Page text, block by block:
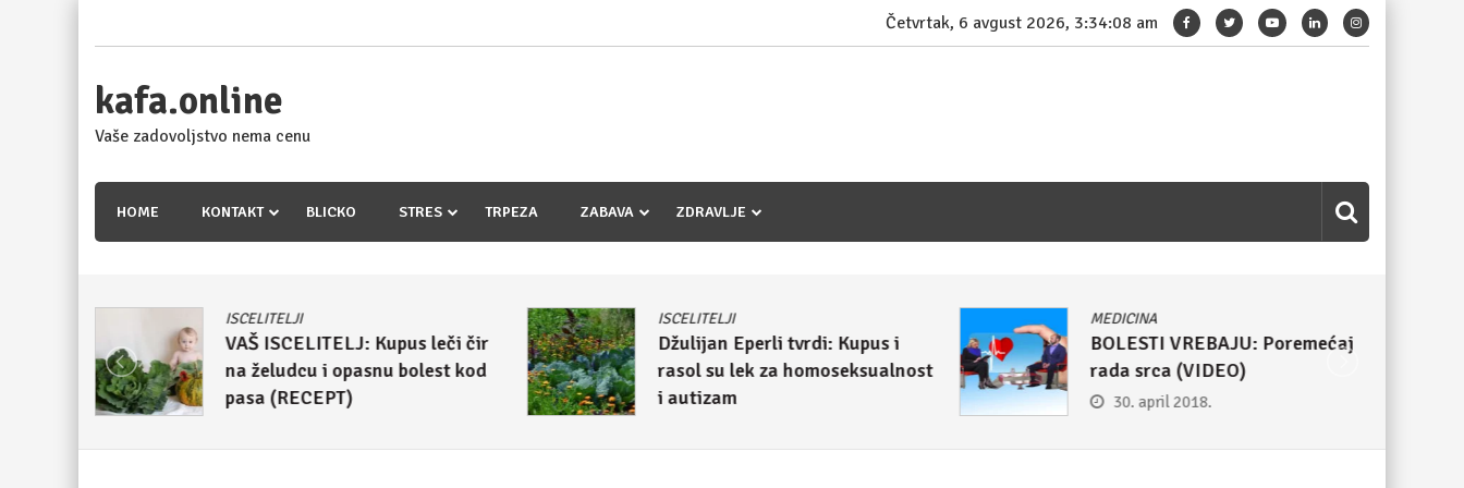
Četvrtak, 6 avgust 2026, 3:34:09 am
kafa.online
Vaše zadovoljstvo nema cenu
HOME KONTAKT BLICKO STRES TRPEZA ZABAVA ZDRAVLJE
ISCELITELJI
VAŠ ISCELITELJ: Kupus leči čir
na želudcu i opasnu bolest kod
pasa (RECEPT)
ISCELITELJI
Džulijan Eperli tvrdi: Kupus i
rasol su lek za homoseksualnost
i autizam
MEDICINA
BOLESTI VREBAJU: Poremećaj
rada srca (VIDEO)
30. april 2018.